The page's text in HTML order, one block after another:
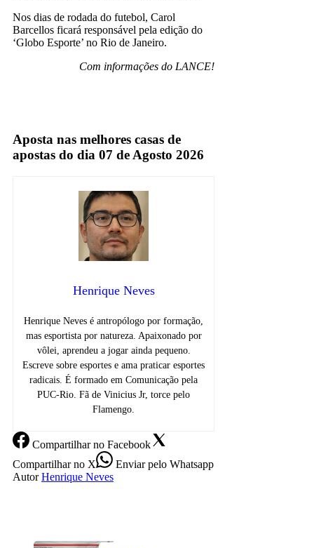
Nos dias de rodada do futebol, Carol
Barcellos ficará responsável pela edição do
‘Globo Esporte’ no Rio de Janeiro.
Com informações do LANCE!
Aposta nas melhores casas de
apostas do dia 07 de Agosto 2026
Henrique Neves
Henrique Neves é antropólogo por formação,
mas esportista por natureza. Apaixonado por
vôlei, aprendeu a jogar ainda pequeno.
Escreve sobre esportes e ama praticar esportes
radicais. É formado em Comunicação pela
PUC-Rio. Fã de Vinicius Jr, torce pelo
Flamengo.
Compartilharno Facebook
Compartilharno X Enviarpelo Whatsapp
Autor Henrique Neves